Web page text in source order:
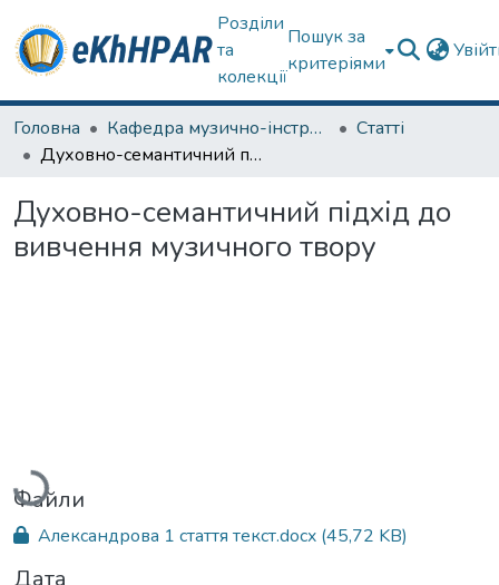
Розділи
та
колекції
Пошук за
критеріями
Головна Кафедра музично-інструментальної підготовки вчителя
Статті
Духовно-семантичний підхід до вивчення музичного твору
Духовно-семантичний підхід до
вивчення музичного твору
Вантажиться...
Файли
Александрова 1 стаття текст.docx (45,72 KB)
Дата